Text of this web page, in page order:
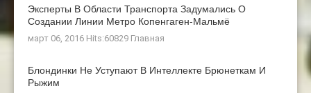
Эксперты В Области Транспорта Задумались О
Создании Линии Метро Копенгаген-Мальмё
март 06, 2016 Hits:60829 Главная
Блондинки Не Уступают В Интеллекте Брюнеткам И
Рыжим